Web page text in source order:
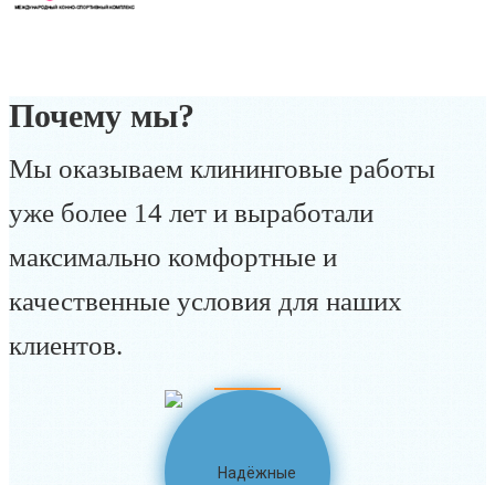
Почему мы?
Мы оказываем клининговые работы
уже более 14 лет и выработали
максимально комфортные и
качественные условия для наших
клиентов.